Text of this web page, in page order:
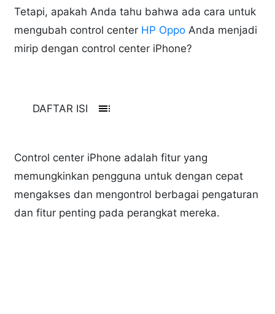
Tetapi, apakah Anda tahu bahwa ada cara untuk
mengubah control center HP Oppo Anda menjadi
mirip dengan control center iPhone?
DAFTAR ISI toc
Control center iPhone adalah fitur yang
memungkinkan pengguna untuk dengan cepat
mengakses dan mengontrol berbagai pengaturan
dan fitur penting pada perangkat mereka.